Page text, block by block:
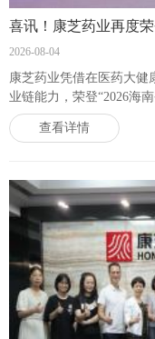
喜讯！康芝药业再度
2026-08-04
康芝药业凭借在医药大
业链能力，荣登“2026海
查看详情